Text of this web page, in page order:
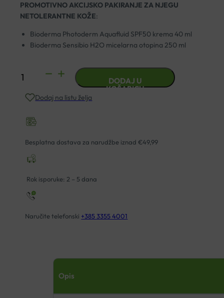
PROMOTIVNO AKCIJSKO PAKIRANJE ZA NJEGU
NETOLERANTNE KOŽE:
Bioderma Photoderm Aquafluid SPF50 krema 40 ml
Bioderma Sensibio H2O micelarna otopina 250 ml
BIODERMA
AQUAFLUID
SENSIBIO
MICELARNA
OTOPINA
PROMO
DODAJ U
KOŠARICU
Dodaj na listu želja
Besplatna dostava za narudžbe iznad €49,99
Rok isporuke: 2 – 5 dana
Naručite telefonski +385 3355 4001
Opis